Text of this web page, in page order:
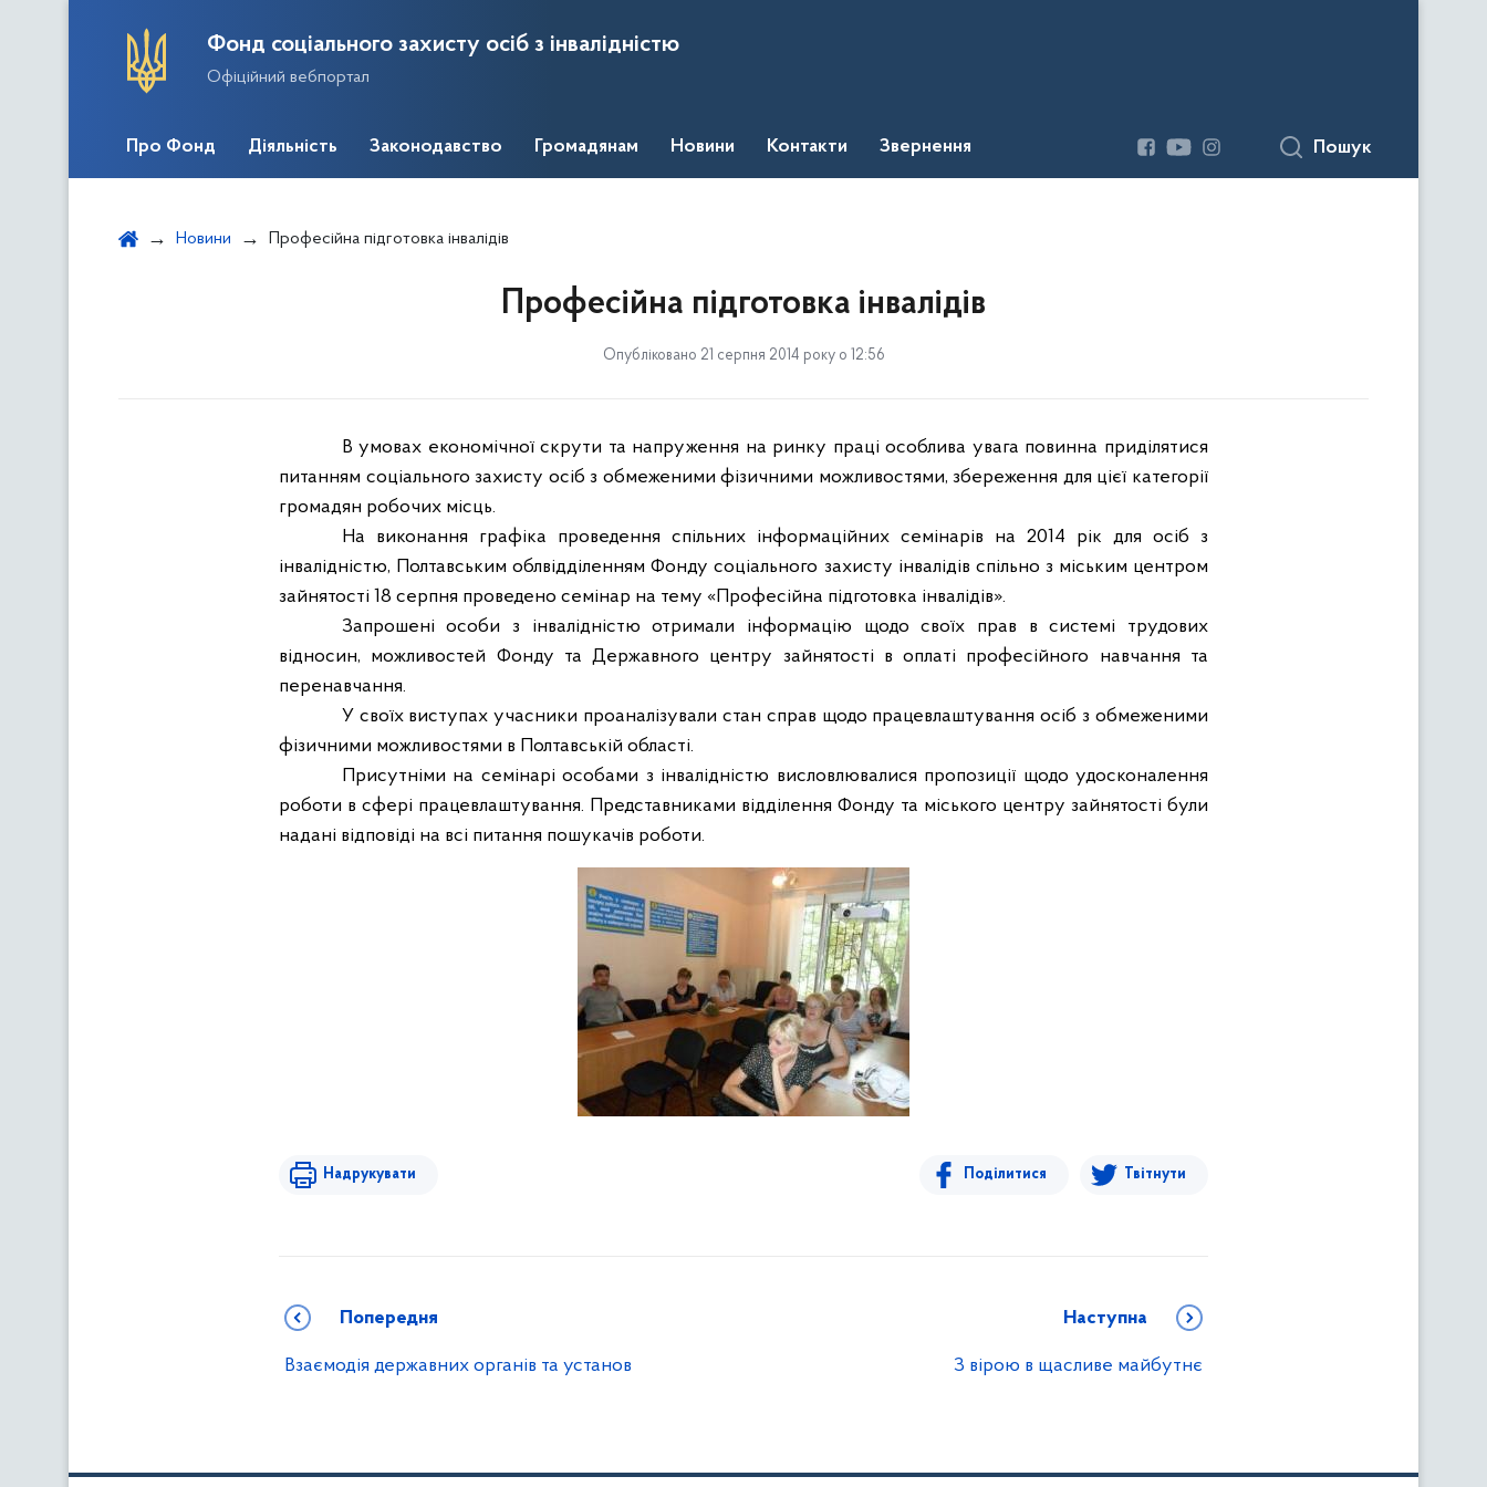
Фонд соціального захисту осіб з інвалідністю
Офіційний вебпортал
Про Фонд Діяльність Законодавство Громадянам Новини Контакти Звернення Пошук
Новини Професійна підготовка інвалідів
Професійна підготовка інвалідів
Опубліковано 21 серпня 2014 року о 12:56
В умовах економічної скрути та напруження на ринку праці особлива увага повинна приділятися
питанням соціального захисту осіб з обмеженими фізичними можливостями, збереження для цієї категорії
громадян робочих місць.
На виконання графіка проведення спільних інформаційних семінарів на 2014 рік для осіб з
інвалідністю, Полтавським облвідділенням Фонду соціального захисту інвалідів спільно з міським центром
зайнятості 18 серпня проведено семінар на тему «Професійна підготовка інвалідів».
Запрошені особи з інвалідністю отримали інформацію щодо своїх прав в системі трудових
відносин, можливостей Фонду та Державного центру зайнятості в оплаті професійного навчання та
перенавчання.
У своїх виступах учасники проаналізували стан справ щодо працевлаштування осіб з обмеженими
фізичними можливостями в Полтавській області.
Присутніми на семінарі особами з інвалідністю висловлювалися пропозиції щодо удосконалення
роботи в сфері працевлаштування. Представниками відділення Фонду та міського центру зайнятості були
надані відповіді на всі питання пошукачів роботи.
Надрукувати Поділитися Твітнути
Попередня
Взаємодія державних органів та установ
Наступна
З вірою в щасливе майбутнє